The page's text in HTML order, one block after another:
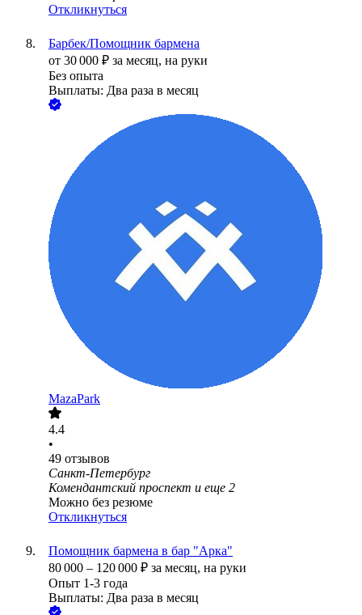
Откликнуться
Барбек/Помощник бармена
от 30 000 ₽ за месяц, на руки
Без опыта
Выплаты: Два раза в месяц
MazaPark
4.4
•
49 отзывов
Санкт-Петербург
Комендантский проспект и еще 2
Можно без резюме
Откликнуться
Помощник бармена в бар "Арка"
80 000 – 120 000 ₽ за месяц, на руки
Опыт 1-3 года
Выплаты: Два раза в месяц